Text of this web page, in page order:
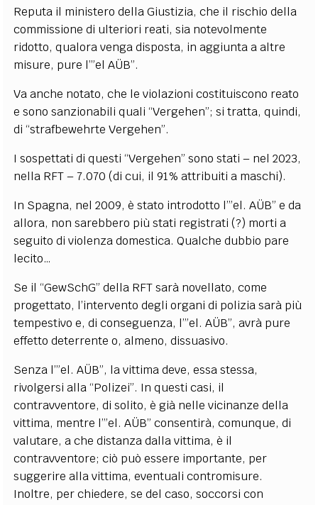
Reputa il ministero della Giustizia, che il rischio della
commissione di ulteriori reati, sia notevolmente
ridotto, qualora venga disposta, in aggiunta a altre
misure, pure l’”el AÜB”.
Va anche notato, che le violazioni costituiscono reato
e sono sanzionabili quali “Vergehen”; si tratta, quindi,
di “strafbewehrte Vergehen”.
I sospettati di questi “Vergehen” sono stati – nel 2023,
nella RFT – 7.070 (di cui, il 91% attribuiti a maschi).
In Spagna, nel 2009, è stato introdotto l’”el. AÜB” e da
allora, non sarebbero più stati registrati (?) morti a
seguito di violenza domestica. Qualche dubbio pare
lecito…
Se il “GewSchG” della RFT sarà novellato, come
progettato, l’intervento degli organi di polizia sarà più
tempestivo e, di conseguenza, l’”el. AÜB”, avrà pure
effetto deterrente o, almeno, dissuasivo.
Senza l’”el. AÜB”, la vittima deve, essa stessa,
rivolgersi alla “Polizei”. In questi casi, il
contravventore, di solito, è già nelle vicinanze della
vittima, mentre l’”el. AÜB” consentirà, comunque, di
valutare, a che distanza dalla vittima, è il
contravventore; ciò può essere importante, per
suggerire alla vittima, eventuali contromisure.
Inoltre, per chiedere, se del caso, soccorsi con